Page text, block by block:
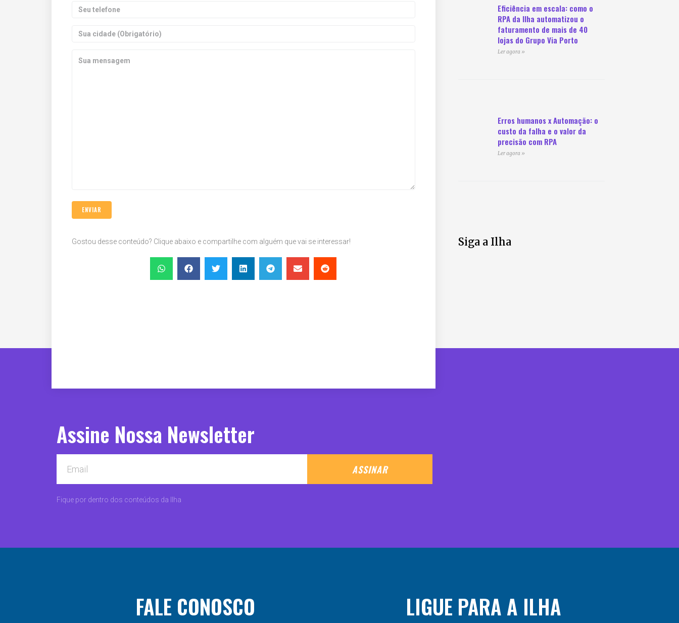
Gostou desse conteúdo? Clique abaixo e compartilhe com alguém que vai se interessar!
Eficiência em escala: como o
RPA da Ilha automatizou o
faturamento de mais de 40
lojas do Grupo Via Porto
Ler agora »
Erros humanos x Automação: o
custo da falha e o valor da
precisão com RPA
Ler agora »
Siga a Ilha
Assine Nossa Newsletter
ASSINAR
Fique por dentro dos conteúdos da Ilha
FALE CONOSCO LIGUE PARA A ILHA